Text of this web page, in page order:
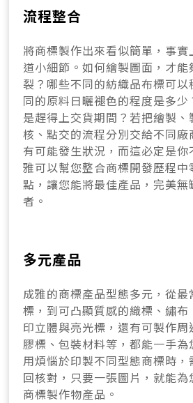
流程整合
將商標製作出來看似簡單，事
道小細節。如何繪製圖面，才
裂？哪些不同的紡織品布標可
同的原料日曬褪色的程度是多
是趕得上交貨期間？若把繪製、
核、點交的流程分別交給不同
有可能發生狀況，而這必定是
雅可以幫您整合商標開發歷程
點，讓您能將最佳產品，完美無
者。
多元產品
成雅的商標產品型態多元，從最
標，到可凸顯質感的織標、繡
印立體與亮光標，還有可製作
膠標、包裝材料等，都能一手
用煩惱於印製不同型態商標時
回核對，只要一張圖片，就能
商標製作物產品。